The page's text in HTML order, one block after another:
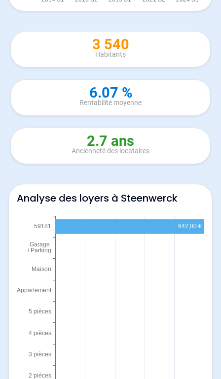
3 540
Habitants
6.07 %
Rentabilité moyenne
2.7 ans
Ancienneté des locataires
Analyse des loyers à Steenwerck